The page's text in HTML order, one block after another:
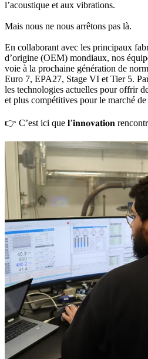
l’acoustique et aux vibrations.
Mais nous ne nous arrêtons pas là.
En collaborant avec les principaux
d’origine (OEM) mondiaux, nos
voie à la prochaine génération de
Euro 7, EPA27, Stage VI et Tier 5.
les technologies actuelles pour offrir
et plus compétitives pour le marché de
👉 C’est ici que 𝐥’𝐢𝐧𝐧𝐨𝐯𝐚𝐭𝐢𝐨𝐧